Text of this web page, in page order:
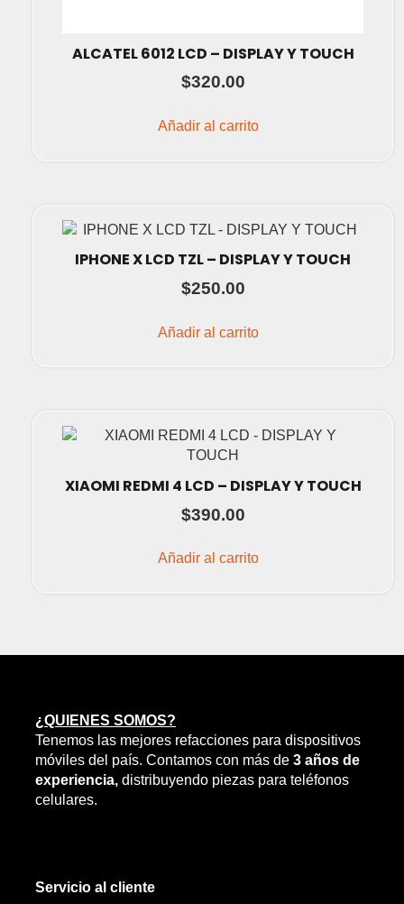
ALCATEL 6012 LCD – DISPLAY Y TOUCH
$320.00
Añadir al carrito
IPHONE X LCD TZL – DISPLAY Y TOUCH
$250.00
Añadir al carrito
XIAOMI REDMI 4 LCD – DISPLAY Y TOUCH
$390.00
Añadir al carrito
¿QUIENES SOMOS?
Tenemos las mejores refacciones para dispositivos
móviles del país. Contamos con más de 3 años de
experiencia, distribuyendo piezas para teléfonos
celulares.
Servicio al cliente